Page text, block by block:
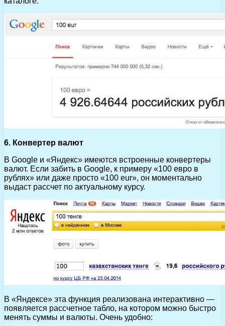
6. Конвертер валют
В Google и «Яндекс» имеются встроенные конвертеры
валют. Если забить в Google, к примеру «100 евро в
рублях» или даже просто «100 eur», он моментально
выдаст рассчет по актуальному курсу.
В «Яндексе» эта функция реализована интерактивно —
появляется рассчетное табло, на котором можно быстро
менять суммы и валюты. Очень удобно: